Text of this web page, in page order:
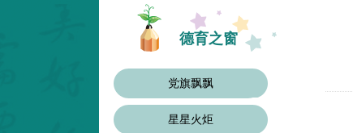
德育之窗
党旗飘飘
星星火炬